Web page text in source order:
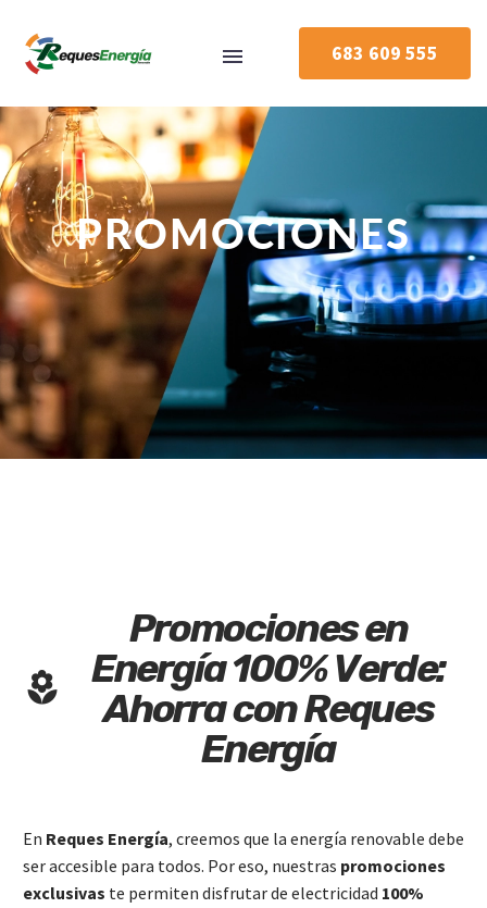
683 609 555
PROMOCIONES
Promocionesen
Energía100%Verde:
AhorraconReques
Energía
En Reques Energía, creemos que la energía renovable debe
ser accesible para todos. Por eso, nuestras promociones
exclusivas te permiten disfrutar de electricidad 100%